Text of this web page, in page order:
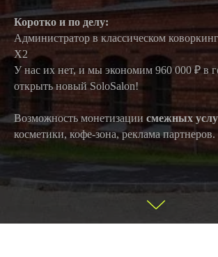
Коротко и по делу:
Администратор в классическом
X2
У нас их нет, и мы экономим 960 000 ₽ в
открыть новый SoloSalon!
Возможность монетизации смежных
косметики, кофе-зона, реклама партнеров.